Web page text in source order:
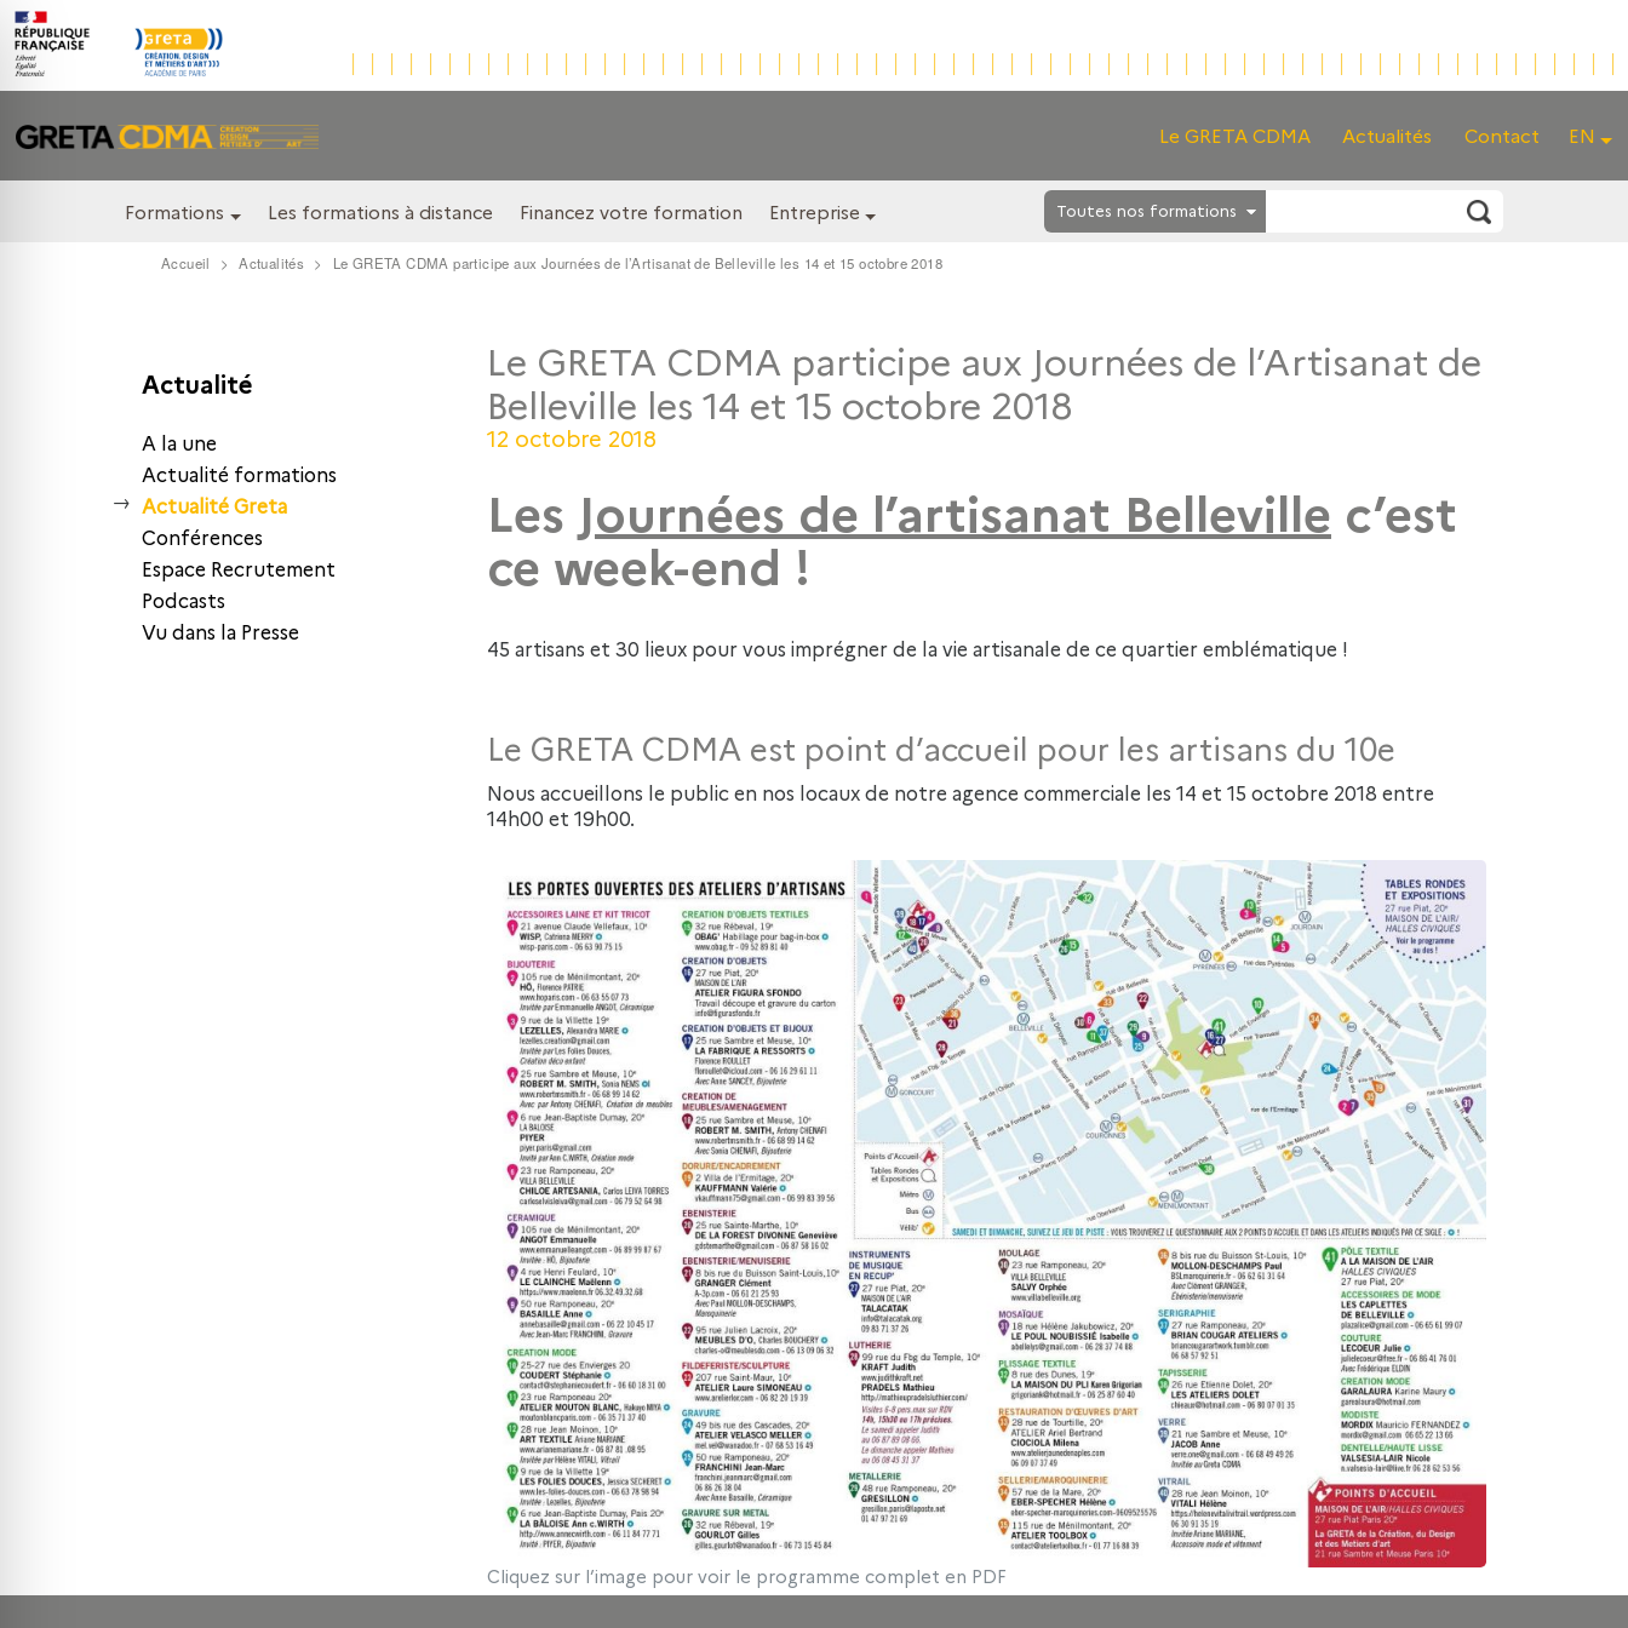
EN
Le GRETA CDMA Actualités Contact
Formations Les formations à distance Financez votre formation Entreprise Toutes nos formations
Accueil Actualités Le GRETA CDMA participe aux Journées de l’Artisanat de Belleville les 14 et 15 octobre 2018
Actualité
A la une
Actualité formations
Actualité Greta
Conférences
Espace Recrutement
Podcasts
Vu dans la Presse
Le GRETA CDMA participe aux Journées de l’Artisanat de
Belleville les 14 et 15 octobre 2018
12 octobre 2018
Les Journées de l’artisanat Belleville c’est
ce week-end !
45 artisans et 30 lieux pour vous imprégner de la vie artisanale de ce quartier emblématique !
Le GRETA CDMA est point d’accueil pour les artisans du 10e
Nous accueillons le public en nos locaux de notre agence commerciale les 14 et 15 octobre 2018 entre
14h00 et 19h00.
Cliquez sur l’image pour voir le programme complet en PDF